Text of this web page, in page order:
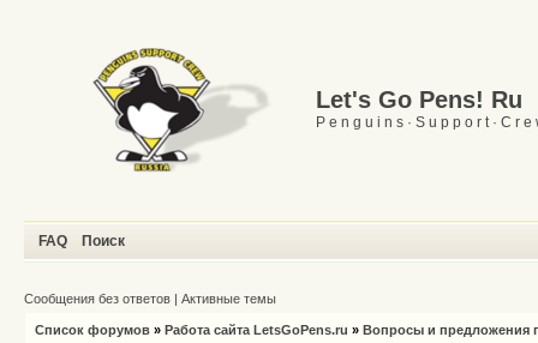
Let's Go Pens! Ru
P e n g u i n s · S u p p o r t · C r e
FAQ Поиск
Сообщения без ответов | Активные темы
Список форумов » Работа сайта LetsGoPens.ru » Вопросы и предложения